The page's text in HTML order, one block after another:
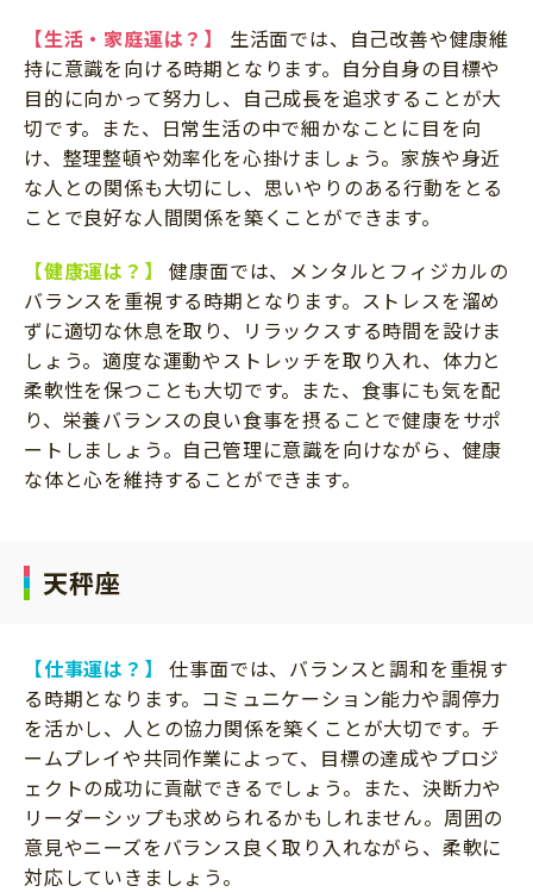
【生活・家庭運は？】 生活面では、自己改善や健康維
持に意識を向ける時期となります。自分自身の目標や
目的に向かって努力し、自己成長を追求することが大
切です。また、日常生活の中で細かなことに目を向
け、整理整頓や効率化を心掛けましょう。家族や身近
な人との関係も大切にし、思いやりのある行動をとる
ことで良好な人間関係を築くことができます。
【健康運は？】
健康面では、メンタルとフィジカルの
バランスを重視する時期となります。ストレスを溜め
ずに適切な休息を取り、リラックスする時間を設けま
しょう。適度な運動やストレッチを取り入れ、体力と
柔軟性を保つことも大切です。また、食事にも気を配
り、栄養バランスの良い食事を摂ることで健康をサポ
ートしましょう。自己管理に意識を向けながら、健康
な体と心を維持することができます。
天秤座
【仕事運は？】仕事面では、バランスと調和を重視す
る時期となります。コミュニケーション能力や調停力
を活かし、人との協力関係を築くことが大切です。チ
ームプレイや共同作業によって、目標の達成やプロジ
ェクトの成功に貢献できるでしょう。また、決断力や
リーダーシップも求められるかもしれません。周囲の
意見やニーズをバランス良く取り入れながら、柔軟に
対応していきましょう。